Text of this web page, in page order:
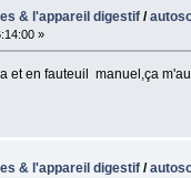
& l'appareil digestif /
»
et en fauteuil manuel,ça
& l'appareil digestif /